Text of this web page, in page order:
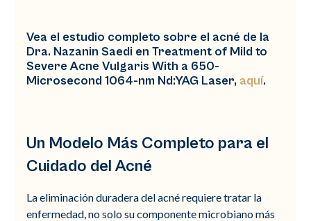
Vea el estudio completo sobre el acné de la
Dra. Nazanin Saedi enTreatment of Mild to
Severe Acne Vulgaris With a 650-
Microsecond 1064-nm Nd:YAG Laser, aquí.
Un Modelo Más Completo para el
Cuidado del Acné
La eliminación duradera del acné requiere tratar la
enfermedad, no solo su componente microbiano más